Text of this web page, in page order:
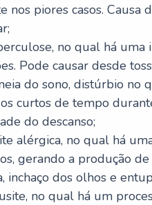
nos piores casos.
no qual há uma
Pode causar desde
do sono, distúrbio no
curtos de tempo
do descanso;
alérgica, no qual há
gerando a produção
inchaço dos olhos e
no qual há um